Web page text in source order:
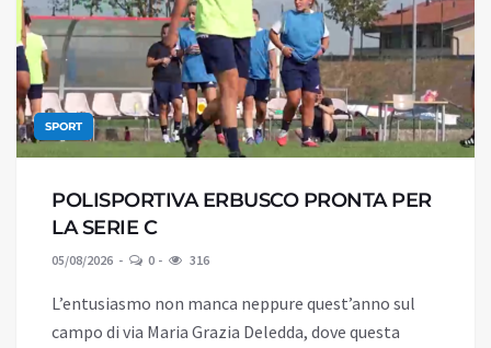
SPORT
POLISPORTIVA ERBUSCO PRONTA PER
LA SERIE C
05/08/2026 0 316
L’entusiasmo non manca neppure quest’anno sul
campo di via Maria Grazia Deledda, dove questa